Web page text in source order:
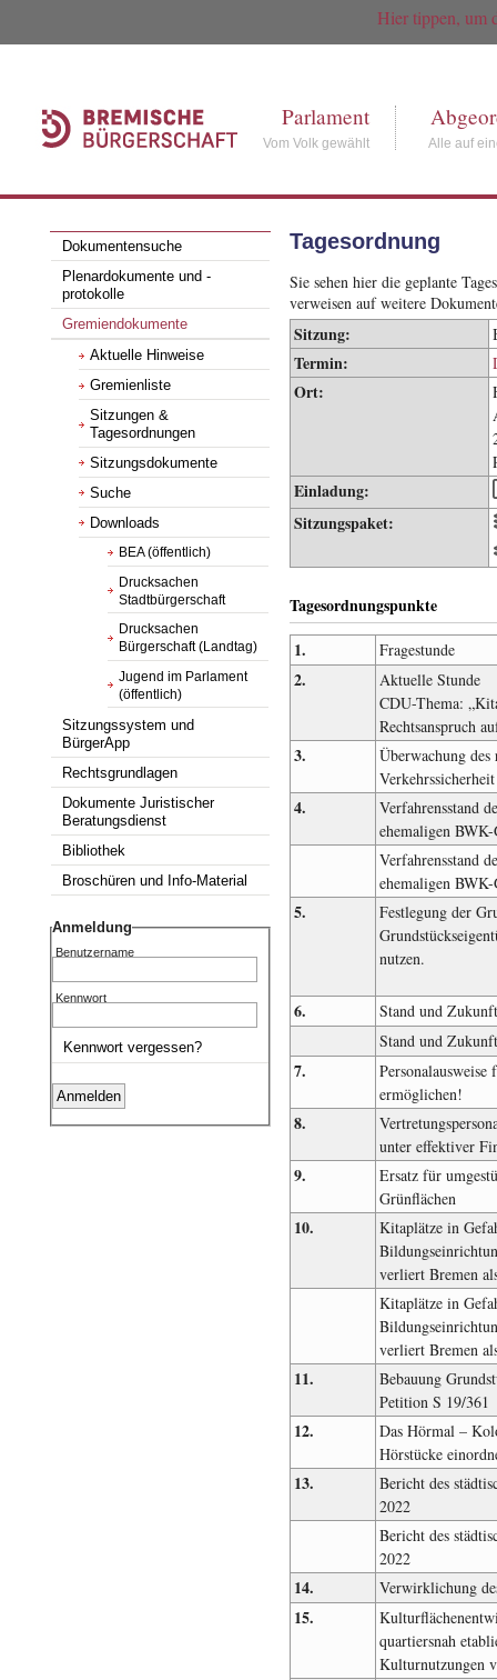
Hier tippen, um
Parlament
Vom Volk gewählt Alle auf
Dokumentensuche
Plenardokumente und -
protokolle
Gremiendokumente
Aktuelle Hinweise
Gremienliste
Sitzungen &
Tagesordnungen
Sitzungsdokumente
Suche
Downloads
BEA (öffentlich)
Drucksachen
Stadtbürgerschaft
Drucksachen
Bürgerschaft (Landtag)
Jugend im Parlament
(öffentlich)
Sitzungssystem und
BürgerApp
Rechtsgrundlagen
Dokumente Juristischer
Beratungsdienst
Bibliothek
Broschüren und Info-Material
Anmeldung
Benutzername
Kennwort
Kennwort vergessen?
Tagesordnung
Sie sehen hier die geplante
verweisen auf weitere
Sitzung:
Termin:
Ort:
Einladung:
Sitzungspaket:
Tagesordnungspunkte
1.
Fragestunde
2.
Aktuelle Stunde
CDU-Thema:
Rechtsanspruch
3.
Überwachung
4.
Verfahrensstand
ehemaligen BWK-
Verfahrensstand
ehemaligen BWK-
5.
Festlegung der
nutzen.
6.
Stand und
Stand und
7.
ermöglichen!
8.
unter effektiver
9.
Ersatz für
Grünflächen
10.
Kitaplätze in
verliert Bremen
Kitaplätze in
verliert Bremen
11.
Bebauung
Petition S 19/361
12.
Das Hörmal –
Hörstücke
13.
Bericht des
2022
Bericht des
2022
14. Verwirklichung
15.
quartiersnah
Kulturnutzungen